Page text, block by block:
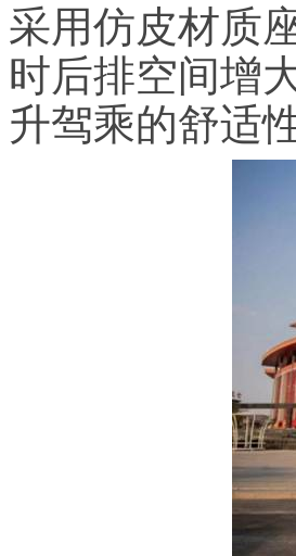
采用仿皮材质
时后排空间增
升驾乘的舒适性